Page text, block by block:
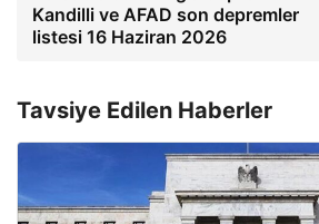
Kandilli ve AFAD son depremler
listesi 16 Haziran 2026
Tavsiye Edilen Haberler